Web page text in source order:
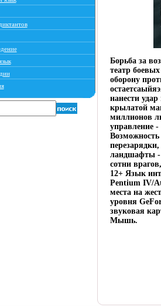
Борьба за
театр
оборону
нанести
крылатой
миллионов
управление
ландшафты -
сотни
12+ Язык
Pentium IV/
места на
уровня
звуковая
Мышь.